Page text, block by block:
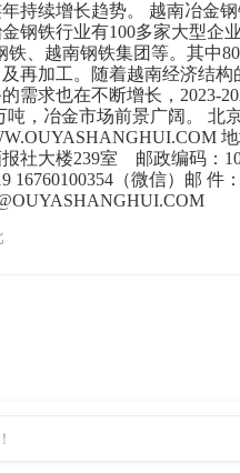
持续增长趋势。 越南冶金
钢铁行业有100多家大型企
铁、越南钢铁集团等。其中
再加工。随着越南经济结
需求也在不断增长，2023-
吨，冶金市场前景广阔。 北
社大楼239室 邮政编码：
16760100354（微信）邮